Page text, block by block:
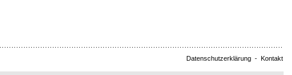
Datenschutzerklärung - Kontakt